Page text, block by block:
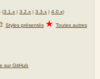
(3.1.x |3.2.x |3.3.x |4.0.x)
Styles présentés ★ Toutes autres
sur GitHub